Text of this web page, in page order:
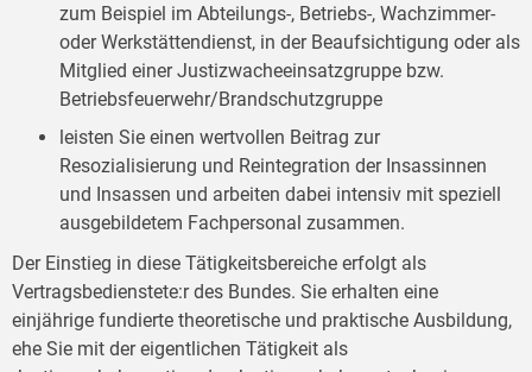
zum Beispiel im Abteilungs-, Betriebs-, Wachzimmer-
oder Werkstättendienst, in der Beaufsichtigung oder als
Mitglied einer Justizwacheeinsatzgruppe bzw.
Betriebsfeuerwehr/Brandschutzgruppe
leisten Sie einen wertvollen Beitrag zur
Resozialisierung und Reintegration der Insassinnen
und Insassen und arbeiten dabei intensiv mit speziell
ausgebildetem Fachpersonal zusammen.
Der Einstieg in diese Tätigkeitsbereiche erfolgt als
Vertragsbedienstete:r des Bundes. Sie erhalten eine
einjährige fundierte theoretische und praktische Ausbildung,
ehe Sie mit der eigentlichen Tätigkeit als